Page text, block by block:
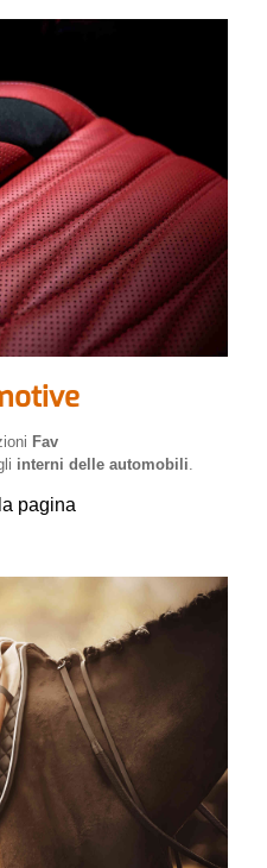
Fav
interni delle automobili
pagina